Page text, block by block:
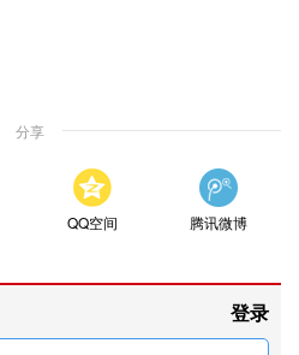
分享
QQ空间 腾讯微博
登录